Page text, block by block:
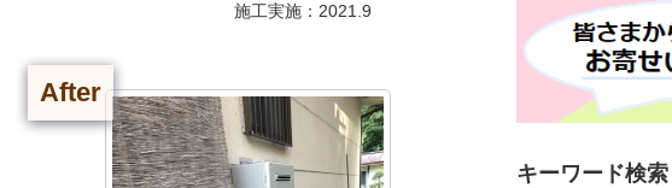
施工実施：2021.9
After
キーワード検索